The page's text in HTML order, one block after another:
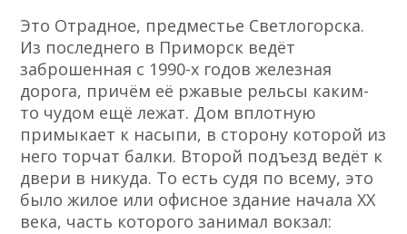
Это Отрадное, предместье Светлогорска.
Из последнего в Приморск ведёт
заброшенная с 1990-х годов железная
дорога, причём её ржавые рельсы каким-
то чудом ещё лежат. Дом вплотную
примыкает к насыпи, в сторону которой из
него торчат балки. Второй подъезд ведёт к
двери в никуда. То есть судя по всему, это
было жилое или офисное здание начала ХХ
века, часть которого занимал вокзал: